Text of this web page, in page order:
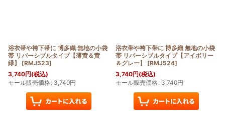
浴衣帯や袴下帯に 博多織 無地の小袋
帯 リバーシブルタイプ【薄黄＆黄
緑】
[RMJ523]
3,740円(税込)
モール販売価格: 3,740円
浴衣帯や袴下帯に 博多織 無地の小袋
帯 リバーシブルタイプ【アイボリー
＆グレー】
[RMJ524]
3,740円(税込)
モール販売価格: 3,740円